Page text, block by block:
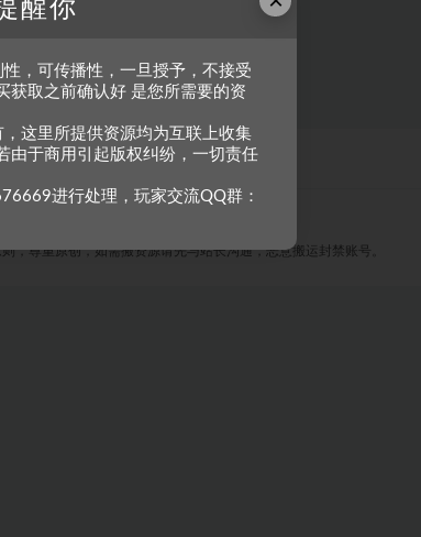
，尊重原创，如需搬资源请先与站长沟通，恶意搬运封禁账号。
醒你
，可传播性，一旦授予，不接受
获取之前确认好 是您所需要的资
这里所提供资源均为互联上收集
由于商用引起版权纠纷，一切责任
进行处理，玩家交流QQ群：